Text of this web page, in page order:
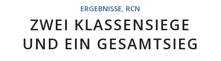
ERGEBNISSE, RCN
ZWEI KLASSENSIEGE
UND EIN GESAMTSIEG